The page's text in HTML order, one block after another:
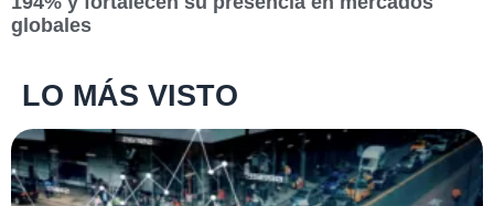
globales
LO MÁS VISTO